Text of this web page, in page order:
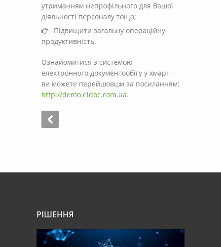
утриманням непрофільного для Вашої
діяльності персоналу тощо;
Підвищити загальну операційну
продуктивність.
Ознайомитися з системою
електронного документообігу у хмарі -
ви можете перейшовши за посиланням:
http://demo.eldoc.com.ua.
РІШЕННЯ